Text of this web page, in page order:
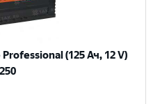
(125 Ач, 12 V)